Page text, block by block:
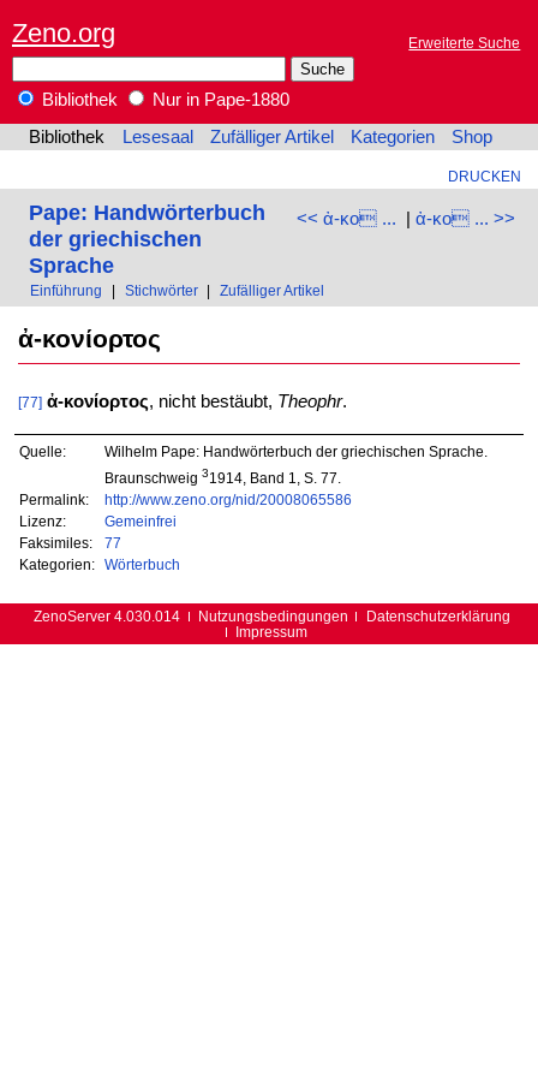
Zeno.org Erweiterte Suche
Bibliothek
Nur in Pape-1880
Bibliothek
Lesesaal Zufälliger Artikel Kategorien Shop
DRUCKEN
<< ἀ-κο ... | ἀ-κο ... >>
Pape: Handwörterbuch
der griechischen
Sprache
Einführung Stichwörter Zufälliger Artikel
ἀ-κονίορτος
[77] ἀ-κονίορτος, nicht bestäubt, Theophr.
Quelle:
Wilhelm Pape: Handwörterbuch der griechischen Sprache.
Braunschweig 31914, Band 1, S. 77.
Permalink:
http://www.zeno.org/nid/20008065586
Lizenz:
Gemeinfrei
Faksimiles:
77
Kategorien:
Wörterbuch
ZenoServer 4.030.014 Nutzungsbedingungen
Datenschutzerklärung
Impressum